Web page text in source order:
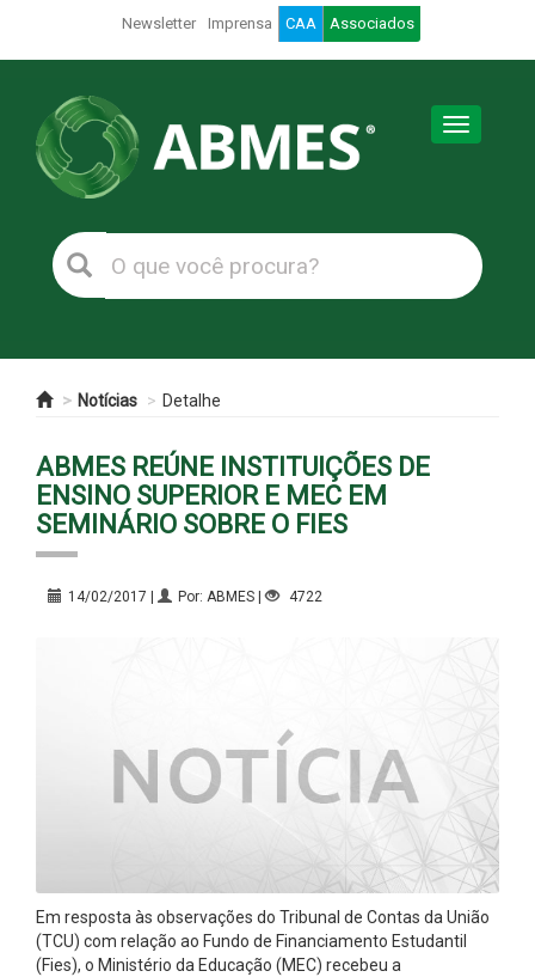
Newsletter Imprensa CAA Associados
Toggle
Notícias Detalhe
ABMES REÚNE INSTITUIÇÕES DE
ENSINO SUPERIOR E MEC EM
SEMINÁRIO SOBRE O FIES
14/02/2017 | Por: ABMES | 4722
Em resposta às observações do Tribunal de Contas da União
(TCU) com relação ao Fundo de Financiamento Estudantil
(Fies), o Ministério da Educação (MEC) recebeu a